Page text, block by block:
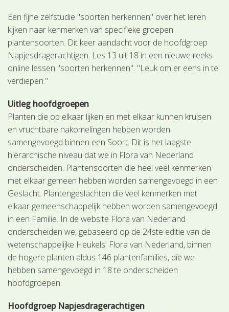
Een fijne zelfstudie "soorten herkennen" over het leren
kijken naar kenmerken van specifieke groepen
plantensoorten. Dit keer aandacht voor de hoofdgroep
Napjesdragerachtigen. Les 13 uit 18 in een nieuwe reeks
online lessen "soorten herkennen". "Leuk om er eens in te
verdiepen."
Uitleg hoofdgroepen
Planten die op elkaar lijken en met elkaar kunnen kruisen
en vruchtbare nakomelingen hebben worden
samengevoegd binnen een Soort. Dit is het laagste
hiërarchische niveau dat we in Flora van Nederland
onderscheiden. Plantensoorten die heel veel kenmerken
met elkaar gemeen hebben worden samengevoegd in een
Geslacht. Plantengeslachten die veel kenmerken met
elkaar gemeenschappelijk hebben worden samengevoegd
in een Familie. In de website Flora van Nederland
onderscheiden we, gebaseerd op de 24ste editie van de
wetenschappelijke Heukels' Flora van Nederland, binnen
de hogere planten aldus 146 plantenfamilies, die we
hebben samengevoegd in 18 te onderscheiden
hoofdgroepen.
Hoofdgroep Napjesdragerachtigen